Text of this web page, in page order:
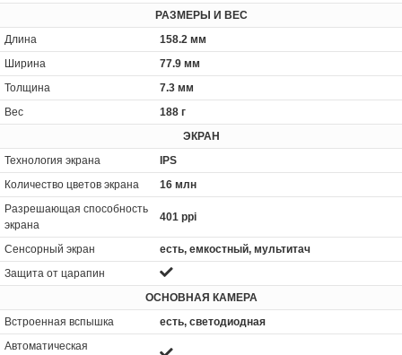
РАЗМЕРЫ И ВЕС
Длина
158.2 мм
Ширина
77.9 мм
Толщина
7.3 мм
Вес
188 г
ЭКРАН
Технология экрана
IPS
Количество цветов экрана
16 млн
Разрешающая способность
экрана
401 ppi
Сенсорный экран
есть, емкостный, мультитач
Защита от царапин
ОСНОВНАЯ КАМЕРА
Встроенная вспышка
есть, светодиодная
Автоматическая